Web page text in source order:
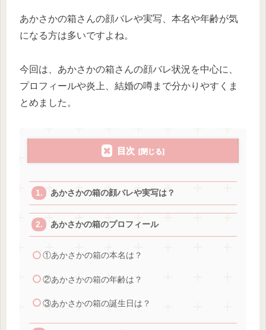
あかさかの箱さんの顔バレや実写、本名や年齢が気
になる方は多いですよね。
今回は、あかさかの箱さんの顔バレ状況を中心に、
プロフィールや炎上、結婚の噂まで分かりやすくま
とめました。
目次
あかさかの箱の顔バレや実写は？
あかさかの箱のプロフィール
①あかさかの箱の本名は？
②あかさかの箱の年齢は？
③あかさかの箱の誕生日は？